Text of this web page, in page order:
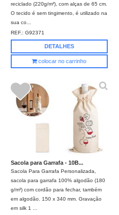
reciclado (220g/m²), com alças de 65 cm.
O tecido é sem tingimento, é utilizado na
sua co...
REF.:G92371
DETALHES
colocar no carrinho
Sacola para Garrafa - 10B...
Sacola Para Garrafa Personalizada,
sacola para garrafa 100% algodão (180
g/m²) com cordão para fechar, também
em algodão. 150 x 340 mm. Gravação
em silk 1 ...